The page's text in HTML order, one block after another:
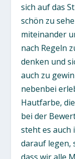
sich auf das
schön zu
miteinander
nach Regeln
denken und
auch zu
nebenbei
Hautfarbe,
bei der
steht es auch
darauf legen,